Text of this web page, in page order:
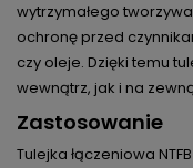
wytrzymałego
ochronę przed
czy oleje. Dzięki temu
wewnątrz, jak i na
Zastosowanie
Tulejka łączeniowa